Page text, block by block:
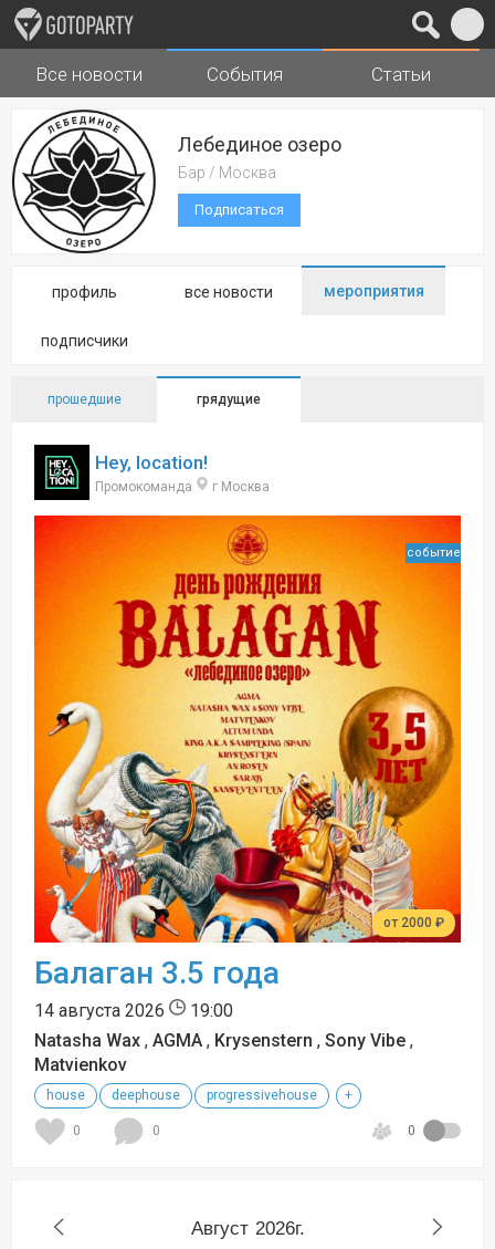
Города Музыка
Все новости События Статьи
Лебединое озеро
Бар / Москва
Подписаться
профиль все новости мероприятия
подписчики
прошедшие грядущие
Hey, location!
Промокоманда г Москва
от 2000 ₽
событие
Балаган 3.5 года
14 августа 2026
19:00
Natasha Wax , AGMA , Krysenstern , Sony Vibe ,
Matvienkov
house deephouse progressivehouse +
0 0 0
Август 2026г.